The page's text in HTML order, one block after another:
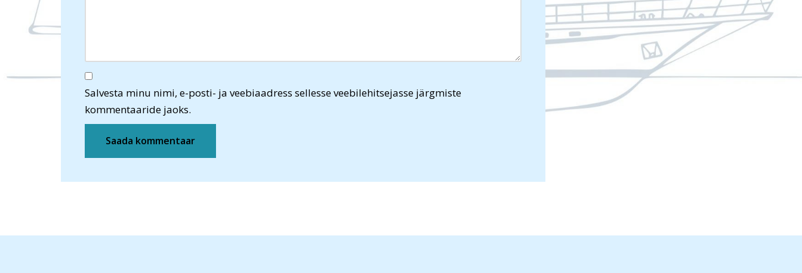
Salvesta minu nimi, e-posti- ja veebiaadress sellesse veebilehitsejasse järgmiste
kommentaaride jaoks.